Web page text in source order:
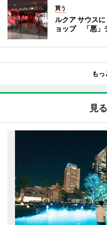
買う
ルクア サウス
ョップ 「悪」
もっ
見